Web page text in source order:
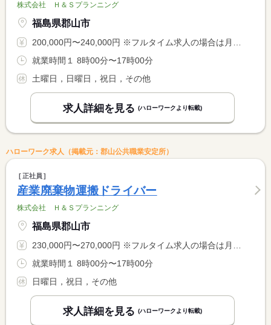
株式会社 Ｈ＆Ｓプランニング
福島県郡山市
200,000円〜240,000円 ※フルタイム求人の場合は月額（換算額）、パート求人の場合は時間額を表示しています。
就業時間１ 8時00分〜17時00分
土曜日，日曜日，祝日，その他
求人詳細を見る (ハローワークより転載)
ハローワーク求人（掲載元：郡山公共職業安定所）
正社員
産業廃棄物運搬ドライバー
株式会社 Ｈ＆Ｓプランニング
福島県郡山市
230,000円〜270,000円 ※フルタイム求人の場合は月額（換算額）、パート求人の場合は時間額を表示しています。
就業時間１ 8時00分〜17時00分
日曜日，祝日，その他
求人詳細を見る (ハローワークより転載)